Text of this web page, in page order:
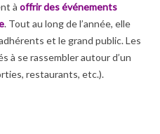
à offrir des événements
. Tout au long de l’année, elle
et le grand public. Les
à se rassembler autour d’un
restaurants, etc.).